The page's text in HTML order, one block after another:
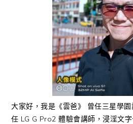
大家好，我是《雲爸》 曾任三星學
任 LG G Pro2 體驗會講師，浸淫文